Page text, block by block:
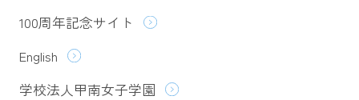
100周年記念サイト
English
学校法人甲南女子学園